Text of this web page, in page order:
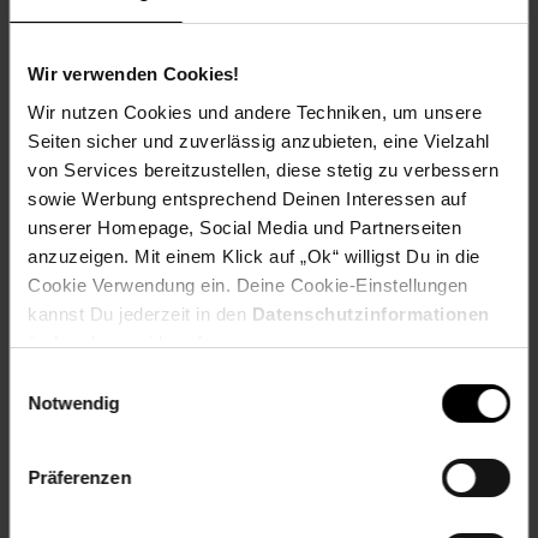
Wir verwenden Cookies!
Wir nutzen Cookies und andere Techniken, um unsere
Seiten sicher und zuverlässig anzubieten, eine Vielzahl
von Services bereitzustellen, diese stetig zu verbessern
sowie Werbung entsprechend Deinen Interessen auf
unserer Homepage, Social Media und Partnerseiten
anzuzeigen. Mit einem Klick auf „Ok“ willigst Du in die
Cookie Verwendung ein. Deine Cookie-Einstellungen
kannst Du jederzeit in den Datenschutzinformationen
ändern bzw. widerrufen.
Notwendig
Präferenzen
Zum Rezept